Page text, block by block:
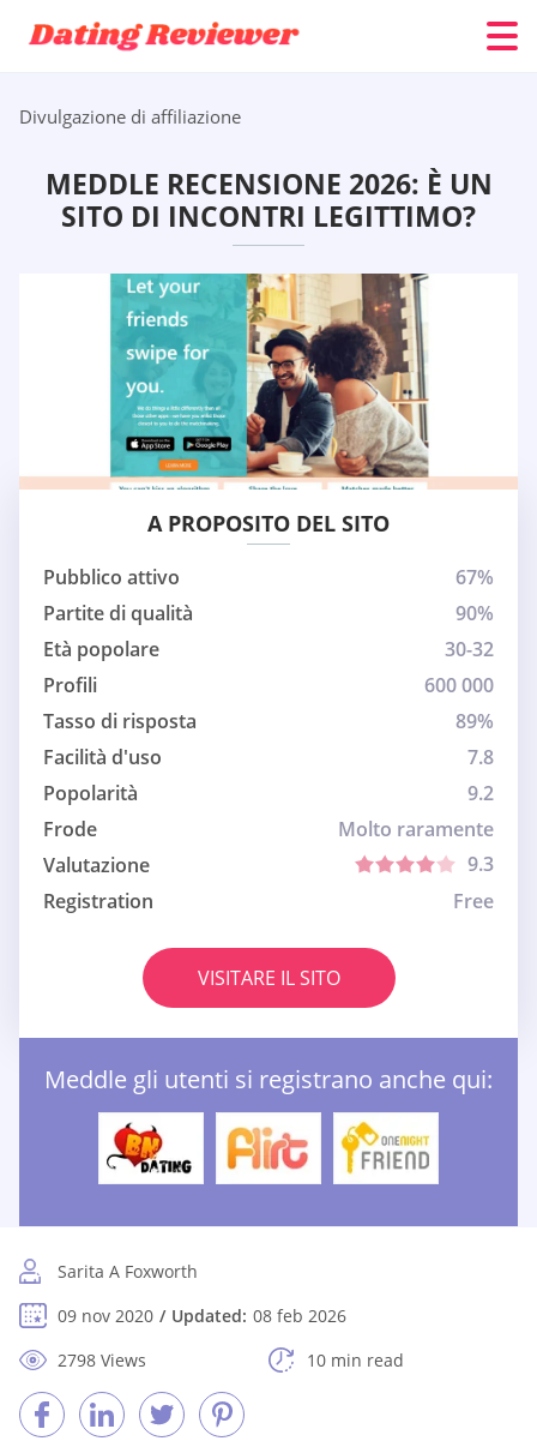
Divulgazione di affiliazione
MEDDLE RECENSIONE 2026: È UN
SITO DI INCONTRI LEGITTIMO?
A PROPOSITO DEL SITO
Pubblico attivo
67%
Partite di qualità
90%
Età popolare
30-32
Profili
600 000
Tasso di risposta
89%
Facilità d'uso
7.8
Popolarità
9.2
Frode
Molto raramente
Valutazione
9.3
Registration
Free
VISITARE IL SITO
Meddle gli utenti si registrano anche qui:
Sarita A Foxworth
09 nov 2020
Updated: 08 feb 2026
2798 Views
10 min read